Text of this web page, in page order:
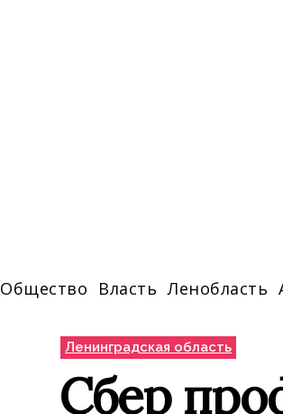
Общество Власть Ленобласть
Ленинградская область
Сбер